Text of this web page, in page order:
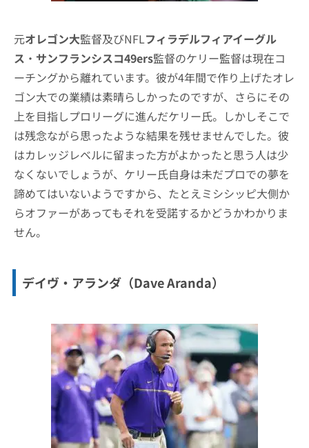
元オレゴン大監督及びNFLフィラデルフィアイーグル
ス ・ サンフランシスコ49ers監督のケリー監督は現在コ
ーチングから離れています。彼が4年間で作り上げたオレ
ゴン大での業績は素晴らしかったのですが、さらにその
上を目指しプロリーグに進んだケリー氏。しかしそこで
は残念ながら思ったような結果を残せませんでした。彼
はカレッジレベルに留まった方がよかったと思う人は少
なくないでしょうが、ケリー氏自身は未だプロでの夢を
諦めてはいないようですから、たとえミシシッピ大側か
らオファーがあってもそれを受諾するかどうかわかりま
せん。
デイヴ・アランダ（Dave Aranda）